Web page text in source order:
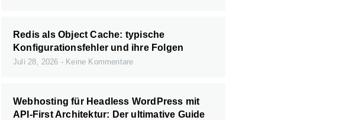
Redis als Object Cache: typische
Konfigurationsfehler und ihre Folgen
Juli 28, 2026 Keine Kommentare
Webhosting für Headless WordPress mit
API-First Architektur: Der ultimative Guide